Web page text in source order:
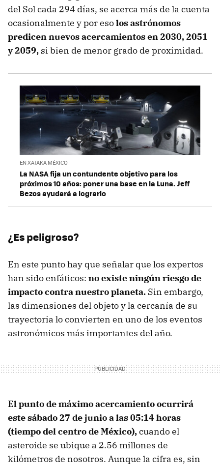
del Sol cada 294 días, se acerca más de la cuenta
ocasionalmente y por esolos astrónomos
predicen nuevos acercamientos en 2030, 2051
y 2059, si bien de menor grado de proximidad.
EN XATAKA MÉXICO
La NASA fija un contundente objetivo para los
próximos 10 años: poner una base en la Luna. Jeff
Bezos ayudará a lograrlo
¿Es peligroso?
En este punto hay que señalar que los expertos
han sido enfáticos: no existe ningún riesgo de
impacto contra nuestro planeta. Sin embargo,
las dimensiones del objeto y la cercanía de su
trayectoria lo convierten en uno de los eventos
astronómicos más importantes del año.
El punto de máximo acercamiento ocurrirá
este sábado 27 de junio a las 05:14 horas
(tiempo del centro de México),cuando el
asteroide se ubique a 2.56 millones de
kilómetros de nosotros. Aunque la cifra es, sin